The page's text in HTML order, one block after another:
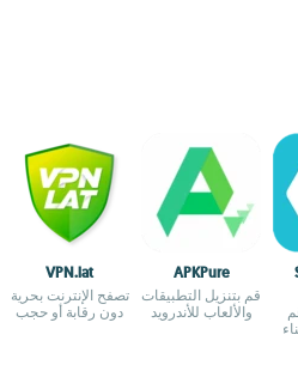
APKPure
قم بتنزيل التطبيقات
والألعاب للأندرويد
VPN.lat
تصفح الإنترنت بحرية
دون رقابة أو حجب